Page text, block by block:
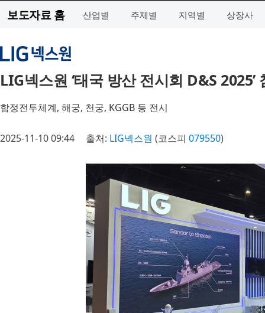
보도자료 홈 산업별 주제별 지역별 상장사
LIG넥스원 ‘태국 방산 전시회 D&S 2025’
함정전투체계, 해궁, 천궁, KGGB 등 전시
2025-11-10 09:44 출처: LIG넥스원 (코스피 079550)